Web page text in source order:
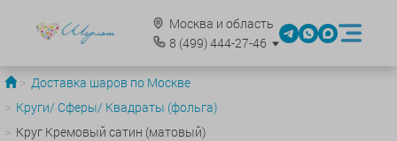
Москва и область
8 (499)444-27-46
Доставка шаров по Москве
Круги/ Сферы/ Квадраты (фольга)
Круг Кремовый сатин (матовый)